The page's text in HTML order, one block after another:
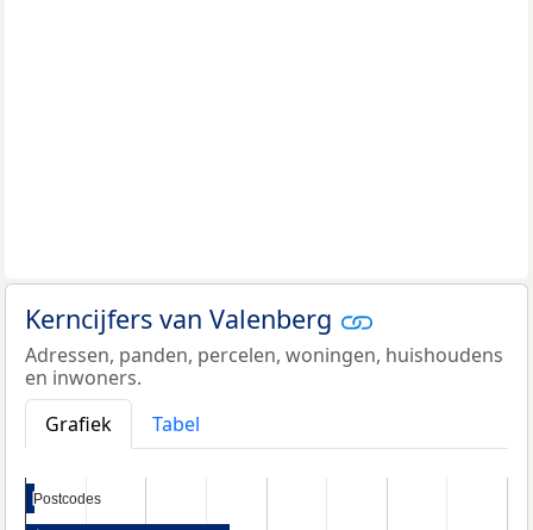
Kerncijfers van Valenberg
Adressen, panden, percelen, woningen, huishoudens
en inwoners.
Grafiek
Tabel
Postcodes
Postcodes